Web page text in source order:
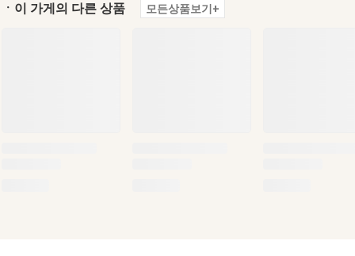
ㆍ이 가게의 다른 상품 모든상품보기+